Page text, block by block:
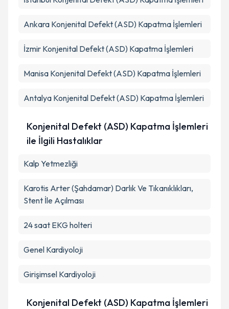
Takvim Talebini Gönder
Ankara Konjenital Defekt (ASD) Kapatma İşlemleri
İzmir Konjenital Defekt (ASD) Kapatma İşlemleri
Manisa Konjenital Defekt (ASD) Kapatma İşlemleri
Antalya Konjenital Defekt (ASD) Kapatma İşlemleri
Konjenital Defekt (ASD) Kapatma İşlemleri
ile İlgili Hastalıklar
Kalp Yetmezliği
Karotis Arter (Şahdamar) Darlık Ve Tıkanıklıkları,
Stent İle Açılması
24 saat EKG holteri
Genel Kardiyoloji
Girişimsel Kardiyoloji
Konjenital Defekt (ASD) Kapatma İşlemleri